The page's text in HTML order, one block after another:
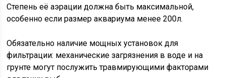
Степень её аэрации должна быть максимальной,
особенно если размер аквариума менее 200л.
Обязательно наличие мощных установок для
фильтрации: механические загрязнения в воде и на
грунте могут послужить травмирующими факторами